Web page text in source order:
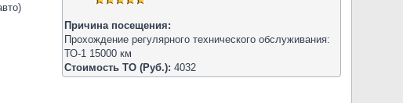
Причина посещения:
Прохождение регулярного технического обслуживания:
ТО-1 15000 км
Стоимость ТО (Руб.): 4032